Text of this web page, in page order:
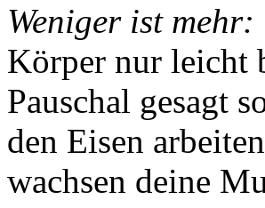
Weniger ist mehr:
Körper nur leicht
Pauschal gesagt
den Eisen
wachsen deine